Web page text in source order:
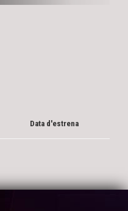
Data d'estrena